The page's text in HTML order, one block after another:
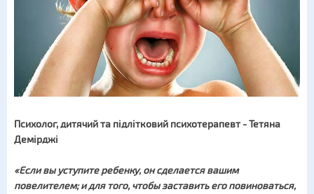
Психолог, дитячий та підлітковий психотерапевт - Тетяна
Демірджі
«Если вы уступите ребенку, он сделается вашим
повелителем; и для того, чтобы заставить его повиноваться,